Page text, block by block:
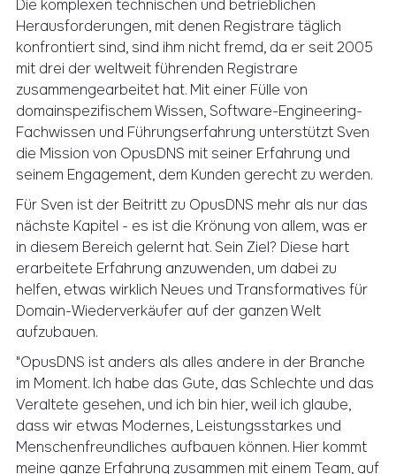
Die komplexen technischen und betrieblichen
Herausforderungen, mit denen Registrare täglich
konfrontiert sind, sind ihm nicht fremd, da er seit 2005
mit drei der weltweit führenden Registrare
zusammengearbeitet hat. Mit einer Fülle von
domainspezifischem Wissen, Software-Engineering-
Fachwissen und Führungserfahrung unterstützt Sven
die Mission von OpusDNS mit seiner Erfahrung und
seinem Engagement, dem Kunden gerecht zu werden.
Für Sven ist der Beitritt zu OpusDNS mehr als nur das
nächste Kapitel - es ist die Krönung von allem, was er
in diesem Bereich gelernt hat. Sein Ziel? Diese hart
erarbeitete Erfahrung anzuwenden, um dabei zu
helfen, etwas wirklich Neues und Transformatives für
Domain-Wiederverkäufer auf der ganzen Welt
aufzubauen.
"OpusDNS ist anders als alles andere in der Branche
im Moment. Ich habe das Gute, das Schlechte und das
Veraltete gesehen, und ich bin hier, weil ich glaube,
dass wir etwas Modernes, Leistungsstarkes und
Menschenfreundliches aufbauen können. Hier kommt
meine ganze Erfahrung zusammen mit einem Team, auf